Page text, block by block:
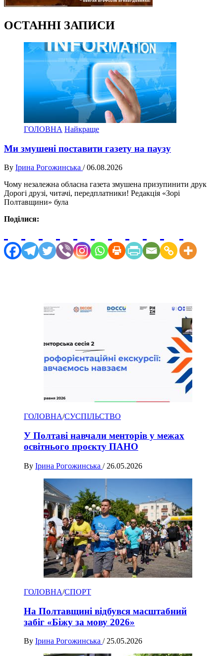
ОСТАННІ ЗАПИСИ
ГОЛОВНА Найкраще
Ми змушені поставити газету на паузу
By Ірина Рогожинська / 06.08.2026
Чому незалежна обласна газета змушена призупинити друк
Дорогі друзі, читачі, передплатники! Редакція «Зорі
Полтавщини» була
Поділися:
ГОЛОВНА/СУСПІЛЬСТВО
У Полтаві навчали менторів у межах
освітнього проєкту ПАНО
By Ірина Рогожинська / 26.05.2026
ГОЛОВНА/СПОРТ
На Полтавщині відбувся масштабний
забіг «Біжу за мову 2026»
By Ірина Рогожинська / 25.05.2026